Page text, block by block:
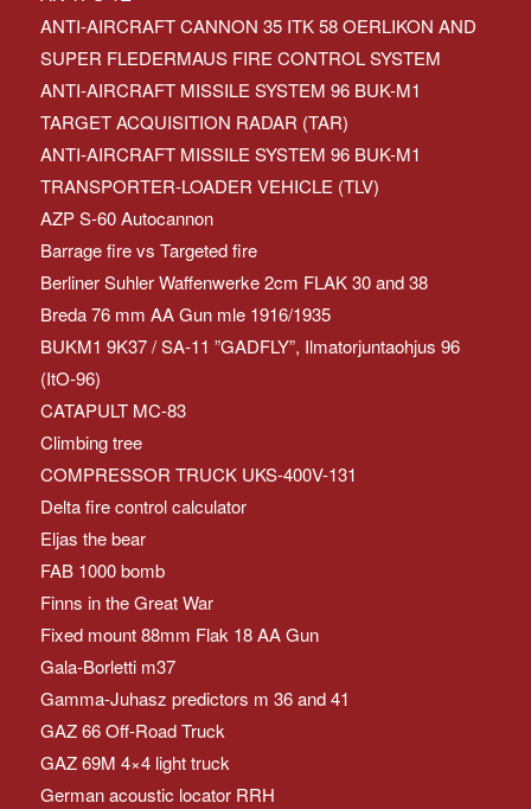
ANTI-AIRCRAFT CANNON 35 ITK 58 OERLIKON AND
SUPER FLEDERMAUS FIRE CONTROL SYSTEM
ANTI-AIRCRAFT MISSILE SYSTEM 96 BUK-M1
TARGET ACQUISITION RADAR (TAR)
ANTI-AIRCRAFT MISSILE SYSTEM 96 BUK-M1
TRANSPORTER-LOADER VEHICLE (TLV)
AZP S-60 Autocannon
Barrage fire vs Targeted fire
Berliner Suhler Waffenwerke 2cm FLAK 30 and 38
Breda 76 mm AA Gun mle 1916/1935
BUKM1 9K37 / SA-11 ”GADFLY”, Ilmatorjuntaohjus 96
(ItO-96)
CATAPULT MC-83
Climbing tree
COMPRESSOR TRUCK UKS-400V-131
Delta fire control calculator
Eljas the bear
FAB 1000 bomb
Finns in the Great War
Fixed mount 88mm Flak 18 AA Gun
Gala-Borletti m37
Gamma-Juhasz predictors m 36 and 41
GAZ 66 Off-Road Truck
GAZ 69M 4×4 light truck
German acoustic locator RRH